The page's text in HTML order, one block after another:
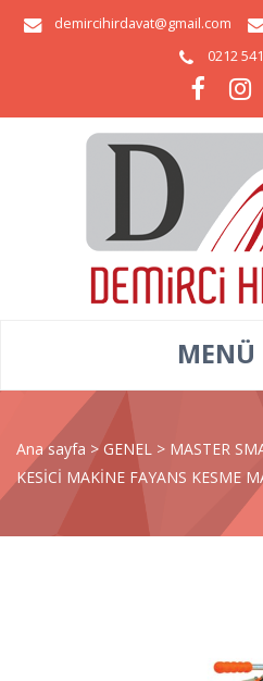
demircihirdavat@gmail.com
0212
MENÜ
Ana sayfa > GENEL > MASTER
KESİCİ MAKİNE FAYANS KESME